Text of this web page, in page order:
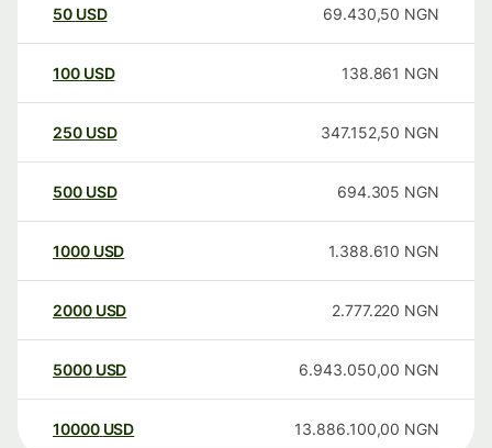
50 USD 69.430,50 NGN
100 USD 138.861 NGN
250 USD 347.152,50 NGN
500 USD 694.305 NGN
1000 USD 1.388.610 NGN
2000 USD 2.777.220 NGN
5000 USD 6.943.050,00 NGN
10000 USD 13.886.100,00 NGN